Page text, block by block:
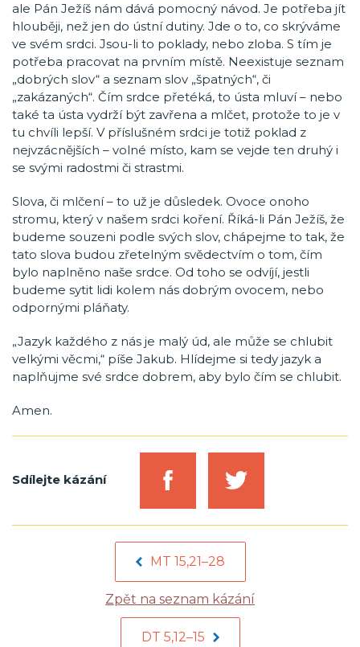
ale Pán Ježíš nám dává pomocný návod. Je potřeba jít
hlouběji, než jen do ústní dutiny. Jde o to, co skrýváme
ve svém srdci. Jsou-li to poklady, nebo zloba. S tím je
potřeba pracovat na prvním místě. Neexistuje seznam
„dobrých slov“ a seznam slov „špatných“, či
„zakázaných“. Čím srdce přetéká, to ústa mluví – nebo
také ta ústa vydrží být zavřena a mlčet, protože to je v
tu chvíli lepší. V příslušném srdci je totiž poklad z
nejvzácnějších – volné místo, kam se vejde ten druhý i
se svými radostmi či strastmi.
Slova, či mlčení – to už je důsledek. Ovoce onoho
stromu, který v našem srdci koření. Říká-li Pán Ježíš, že
budeme souzeni podle svých slov, chápejme to tak, že
tato slova budou zřetelným svědectvím o tom, čím
bylo naplněno naše srdce. Od toho se odvíjí, jestli
budeme sytit lidi kolem nás dobrým ovocem, nebo
odpornými pláňaty.
„Jazyk každého z nás je malý úd, ale může se chlubit
velkými věcmi,“ píše Jakub. Hlídejme si tedy jazyk a
naplňujme své srdce dobrem, aby bylo čím se chlubit.
Amen.
Sdílejte kázání
MT 15,21–28
Zpět na seznam kázání
DT 5,12–15